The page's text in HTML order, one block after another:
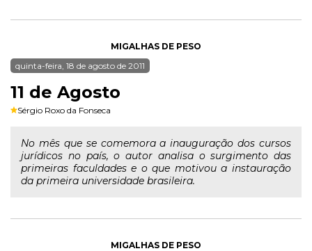
MIGALHAS DE PESO
quinta-feira, 18 de agosto de 2011
11 de Agosto
Sérgio Roxo da Fonseca
No mês que se comemora a inauguração dos cursos
jurídicos no país, o autor analisa o surgimento das
primeiras faculdades e o que motivou a instauração
da primeira universidade brasileira.
MIGALHAS DE PESO